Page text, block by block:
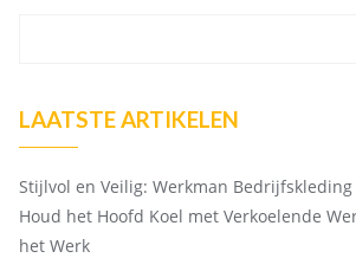
LAATSTE ARTIKELEN
Stijlvol en Veilig: Werkman
Houd het Hoofd Koel met Verkoelende
het Werk